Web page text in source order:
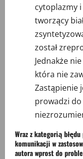
cytoplazmy
tworzący
został
Jednakże
która nie
Zastąpienie
prowadzi do
Wraz z kategorią
komunikacji w
autora wprost do